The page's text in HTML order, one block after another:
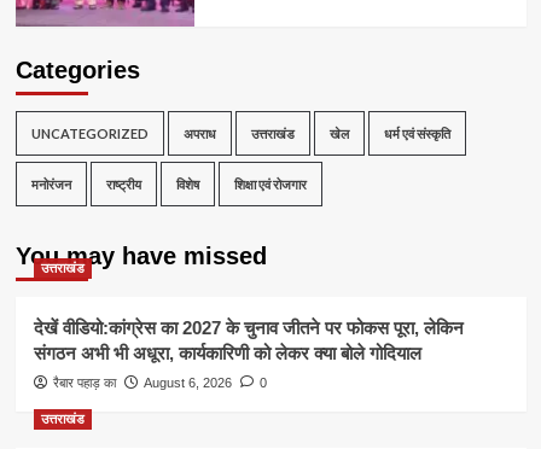
Categories
UNCATEGORIZED अपराध उत्तराखंड खेल धर्म एवं संस्कृति
मनोरंजन राष्ट्रीय विशेष शिक्षा एवं रोजगार
You may have missed
उत्तराखंड
देखें वीडियो:कांग्रेस का 2027 के चुनाव जीतने पर फोकस पूरा, लेकिन
संगठन अभी भी अधूरा, कार्यकारिणी को लेकर क्या बोले गोदियाल
रैबार पहाड़ का August 6, 2026 0
उत्तराखंड